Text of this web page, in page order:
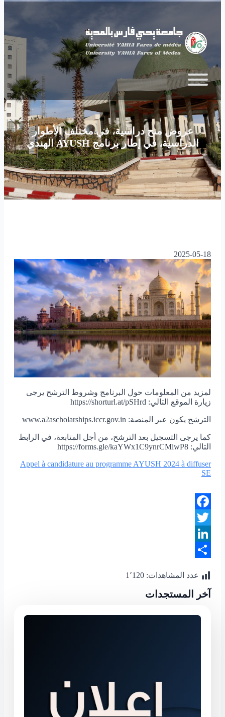
عروض منح دراسية، في مختلف الأطوار
الدراسية، في إطار برنامج AYUSH الهندي
2025-05-18
لمزيد من المعلومات حول البرنامج وشروط الترشح يرجى
زيارة الموقع التالي: https://shorturl.at/pSHrd
الترشح يكون عبر المنصة: www.a2ascholarships.iccr.gov.in
كما يرجى التسجيل بعد الترشح، من أجل المتابعة، في الرابط
التالي: https://forms.gle/kaYWx1C9ynrCMiwP8
Appel à candidature au programme AYUSH 2024 à diffuser
SE
Facebook
Twitter
LinkedIn
عدد المشاهدات: 1٬120
آخر المستجدات